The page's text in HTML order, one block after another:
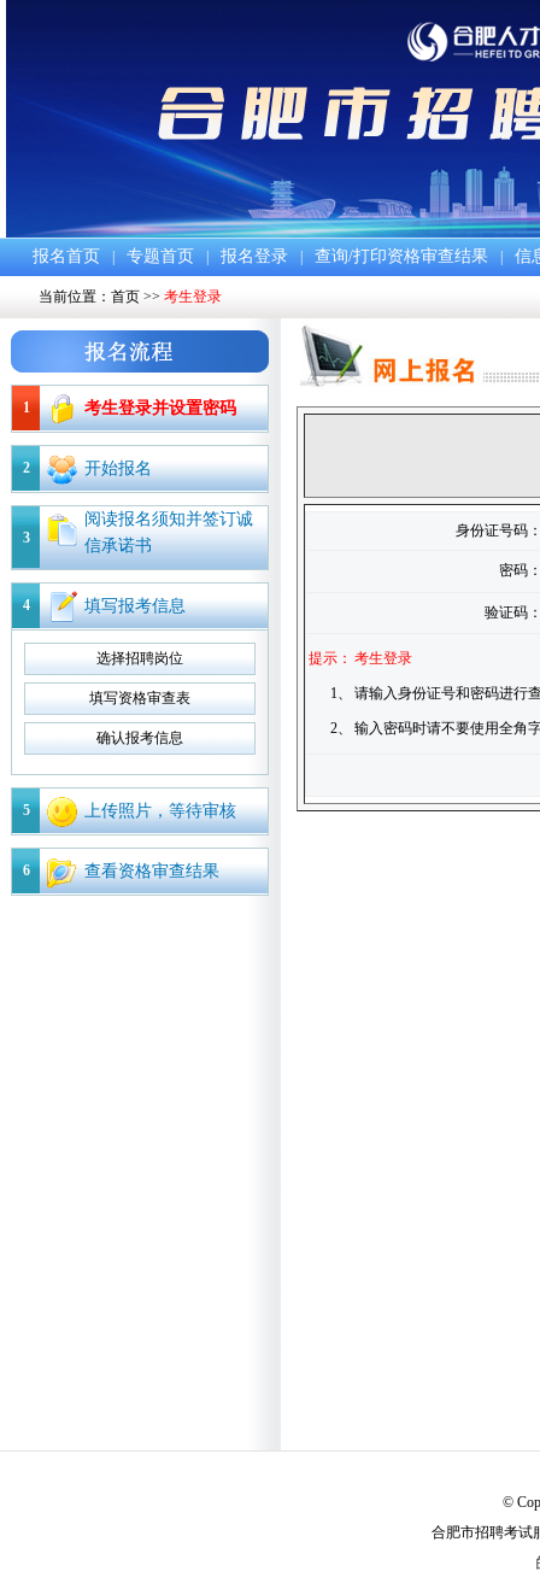
报名首页 专题首页 报名登录 查询/打印资格审查结果 信
当前位置： 首页 >> 考生登录
1 考生登录并设置密码
2 开始报名
3
阅读报名须知并签订诚
信承诺书
4 填写报考信息
选择招聘岗位
填写资格审查表
确认报考信息
5 上传照片，等待审核
6 查看资格审查结果
身份证号码
密码
验证码
提示： 考生登录
1、 请输入身份证号和密码进行
2、 输入密码时请不要使用全角
©
合肥市招聘考试